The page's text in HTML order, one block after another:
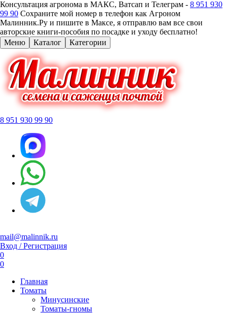
Консультация агронома в МАКС, Ватсап и Телеграм - 8 951 930
99 90 Сохраните мой номер в телефон как Агроном
Малинник.Ру и пишите в Максе, я отправлю вам все свои
авторские книги-пособия по посадке и уходу бесплатно!
Меню
Каталог Категории
8 951 930 99 90
mail@malinnik.ru
Вход / Регистрация
0
0
Главная
Томаты
Минусинские
Томаты-гномы